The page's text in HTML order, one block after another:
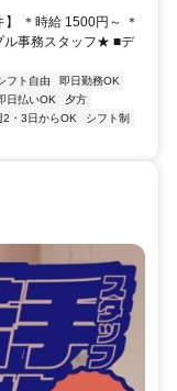
＊時給 1500円～ ＊
ル事務スタッフ★ ■デ
フト自由
即日勤務OK
日払いOK
夕方
2・3日からOK
シフト制